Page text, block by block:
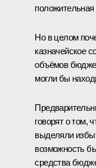
Но в целом
казначейское
объёмов
могли бы
говорят о том,
выделяли
возможность
средства